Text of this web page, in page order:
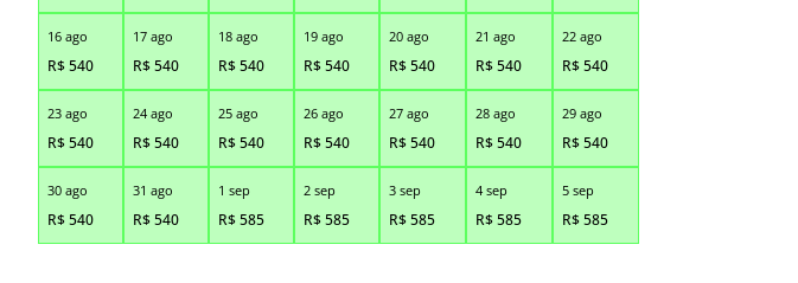
16 ago
R$540
17 ago
R$540
18 ago
R$540
19 ago
R$540
20 ago
R$540
21 ago
R$540
22 ago
R$540
23 ago
R$540
24 ago
R$540
25 ago
R$540
26 ago
R$540
27 ago
R$540
28 ago
R$540
29 ago
R$540
30 ago
R$540
31 ago
R$540
1 sep
R$585
2 sep
R$585
3 sep
R$585
4 sep
R$585
5 sep
R$585